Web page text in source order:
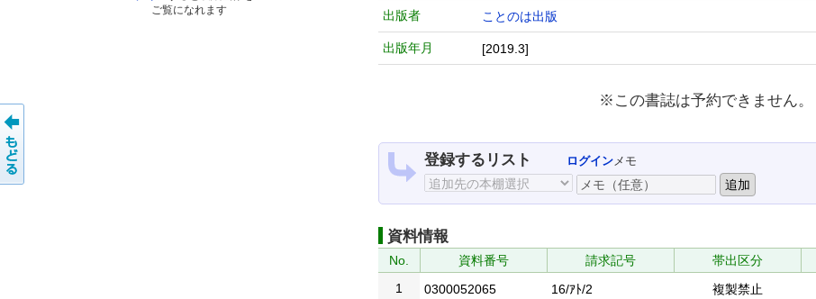
ご覧になれます
出版者 ことのは出版
出版年月 [2019.3]
※この書誌は予約できません。
登録するリスト ログインメモ
資料情報
No. 資料番号 請求記号 帯出区分
1
0300052065 16/ｱﾄ/2 複製禁止